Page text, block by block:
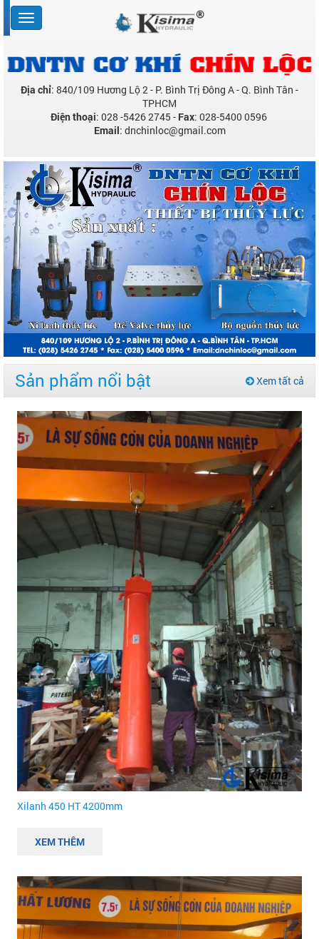
Địa chỉ: 840/109 Hương Lộ 2 - P. Bình Trị Đông A - Q. Bình Tân -
TPHCM
Điện thoại: 028 -5426 2745 - Fax: 028-5400 0596
Email: dnchinloc@gmail.com
Sản phẩm nổi bật Xem tất cả
Xilanh 450 HT 4200mm
XEM THÊM